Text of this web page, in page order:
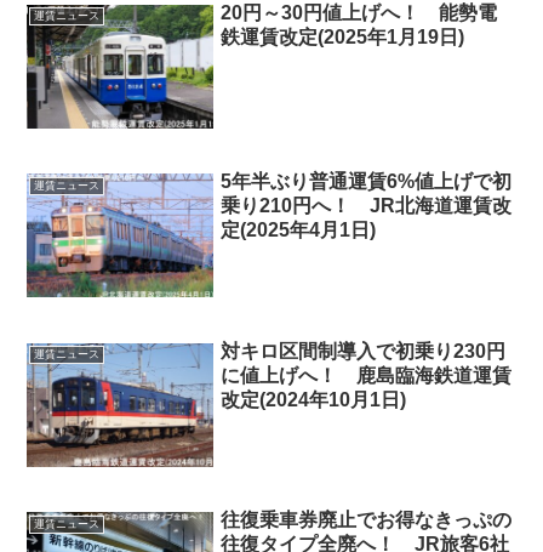
運賃ニュース
20円～30円値上げへ！ 能勢電
鉄運賃改定(2025年1月19日)
運賃ニュース
5年半ぶり普通運賃6%値上げで初
乗り210円へ！ JR北海道運賃改
定(2025年4月1日)
運賃ニュース
対キロ区間制導入で初乗り230円
に値上げへ！ 鹿島臨海鉄道運賃
改定(2024年10月1日)
運賃ニュース
往復乗車券廃止でお得なきっぷの
往復タイプ全廃へ！ JR旅客6社